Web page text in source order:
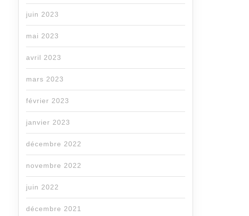
juin 2023
mai 2023
avril 2023
mars 2023
février 2023
janvier 2023
décembre 2022
novembre 2022
juin 2022
décembre 2021